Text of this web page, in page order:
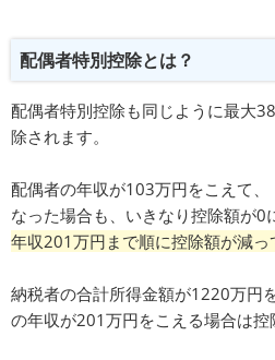
配偶者特別控除とは？
配偶者特別控除も同じように最大
除されます。
配偶者の年収が103万円をこえて、
なった場合も、いきなり控除額が0
年収201万円まで順に控除額が減っ
納税者の合計所得金額が1220万円
の年収が201万円をこえる場合は控